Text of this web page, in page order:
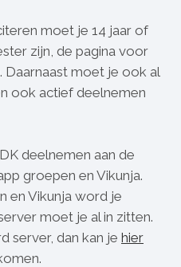
moet je 14 jaar of
zijn, de pagina voor
Daarnaast moet je ook al
ook actief deelnemen
deelnemen aan de
groepen en Vikunja.
en Vikunja word je
moet je al in zitten.
server, dan kan je hier